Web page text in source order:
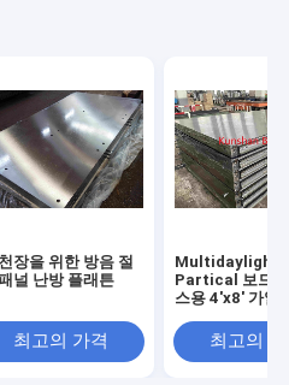
장을 위한 방음 절
널 난방 플래튼
최고의 가격
Multidaylight
Partical 보드
스용 4'x8' 가열
최고의